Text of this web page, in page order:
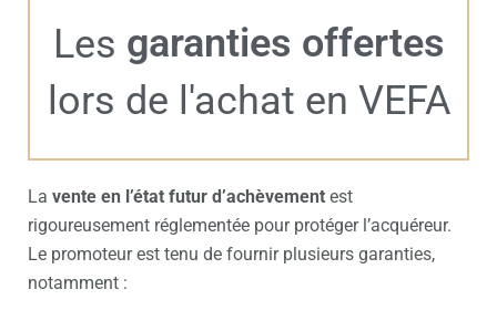
Les garanties offertes
lors de l'achat en VEFA
La vente en l’état futur d’achèvement est
rigoureusement réglementée pour protéger l’acquéreur.
Le promoteur est tenu de fournir plusieurs garanties,
notamment :